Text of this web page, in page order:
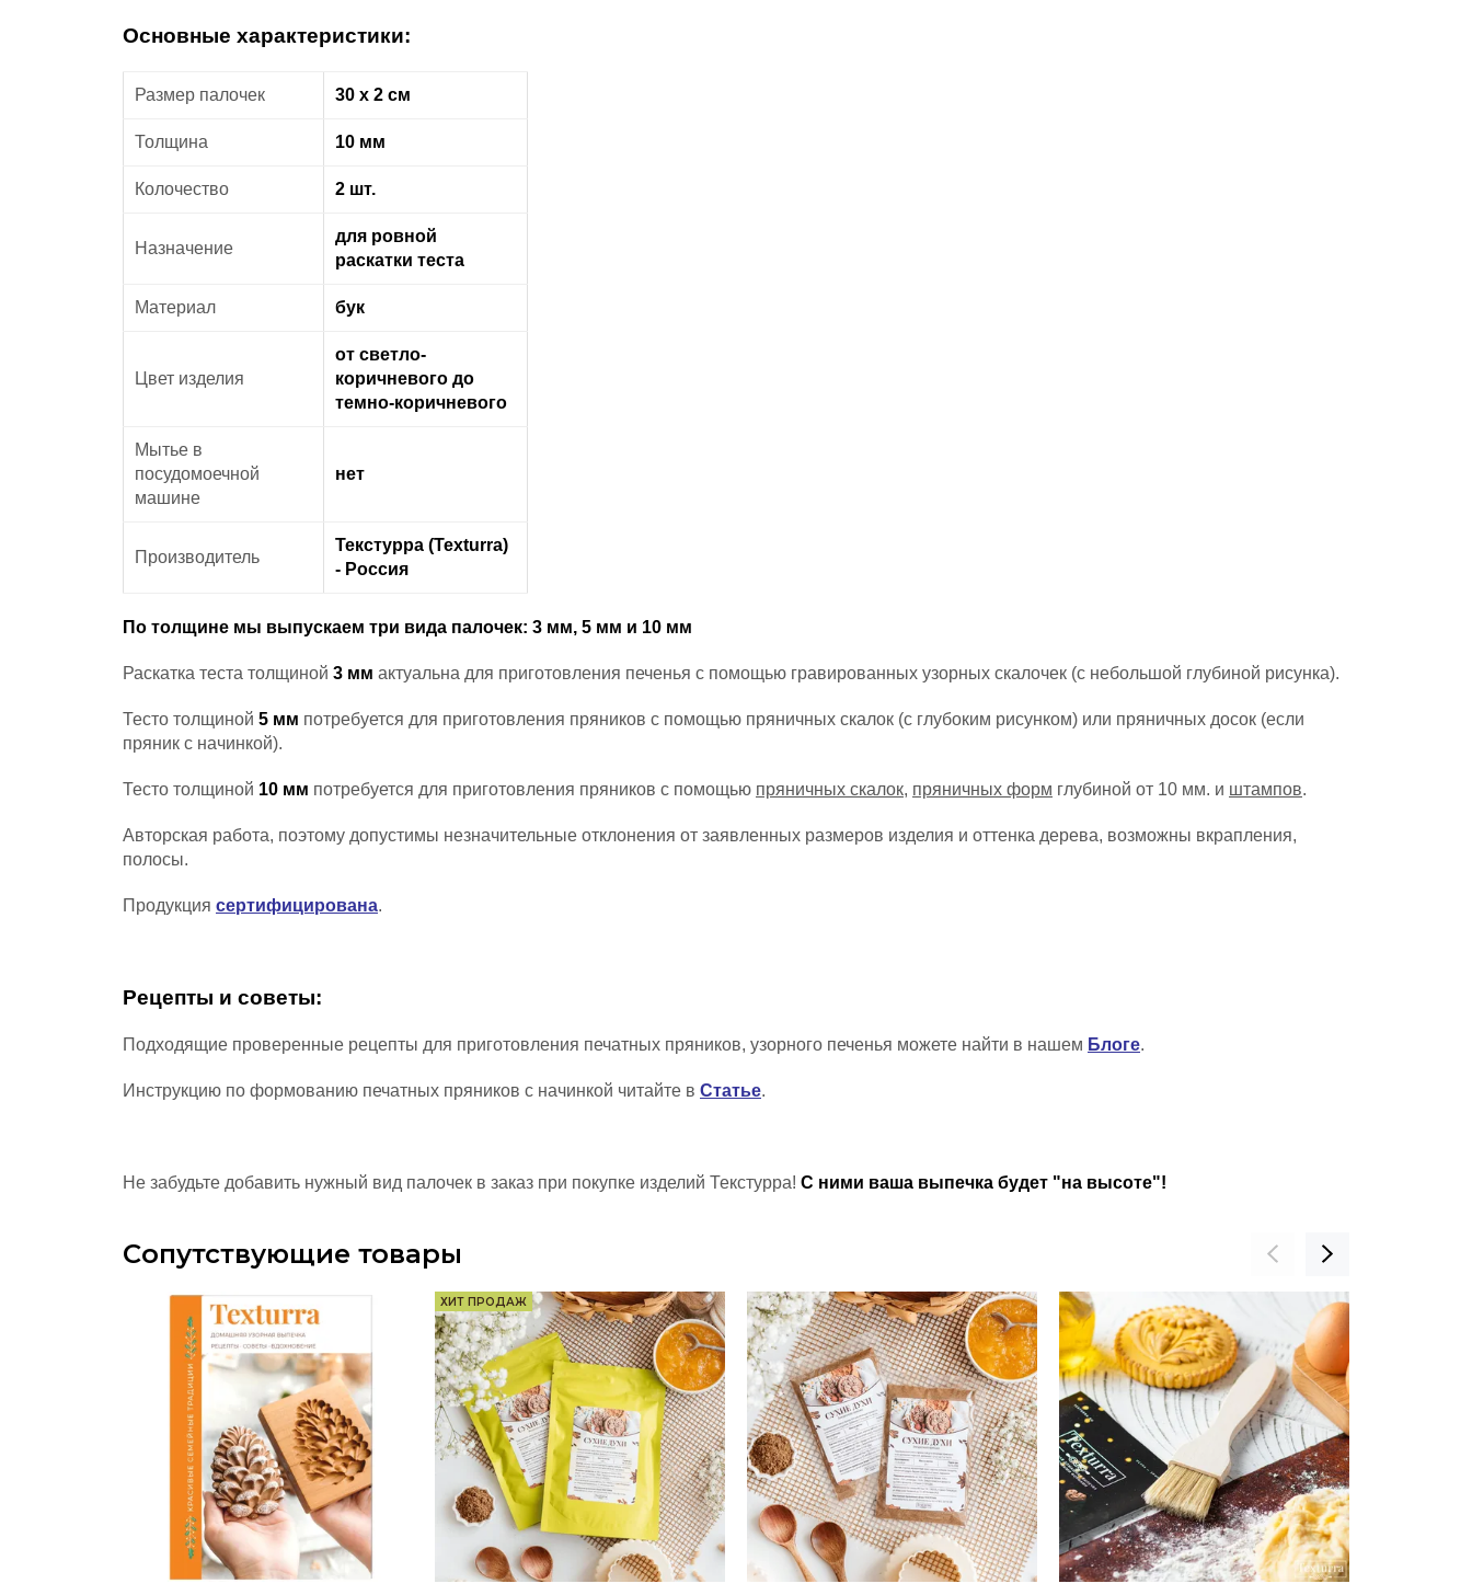
Основные характеристики:
Размер палочек 30 х 2 см
Толщина 10 мм
Колочество 2 шт.
Назначение
для ровной
раскатки теста
Материал бук
Цвет изделия
от светло-
коричневого до
темно-коричневого
Мытье в
посудомоечной
машине
нет
Производитель
Текстурра (Texturra)
- Россия
По толщине мы выпускаем три вида палочек: 3 мм, 5 мм и 10 мм
Раскатка теста толщиной 3 мм актуальна для приготовления печенья с помощью гравированных узорных скалочек (с небольшой глубиной рисунка).
Тесто толщиной 5 мм потребуется для приготовления пряников с помощью пряничных скалок (с глубоким рисунком) или пряничных досок (если
пряник с начинкой).
Тесто толщиной 10 мм потребуется для приготовления пряников с помощью пряничных скалок, пряничных форм глубиной от 10 мм. и штампов.
Авторская работа, поэтому допустимы незначительные отклонения от заявленных размеров изделия и оттенка дерева, возможны вкрапления,
полосы.
Продукция сертифицирована.
Рецепты и советы:
Подходящие проверенные рецепты для приготовления печатных пряников, узорного печенья можете найти в нашем Блоге.
Инструкцию по формованию печатных пряников с начинкой читайте в Статье.
Не забудьте добавить нужный вид палочек в заказ при покупке изделий Текстурра! С ними ваша выпечка будет "на высоте"!
Сопутствующие товары
ХИТ ПРОДАЖ